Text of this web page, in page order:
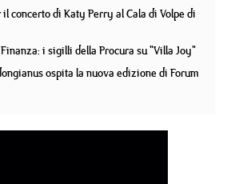
concerto di Katy Perry al Cala di Volpe di
i sigilli della Procura su "Villa Joy"
ospita la nuova edizione di Forum